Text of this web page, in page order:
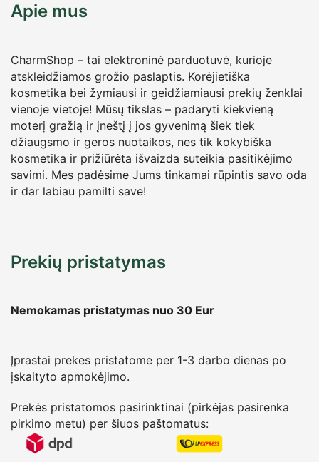
Apie mus
CharmShop – tai elektroninė parduotuvė, kurioje
atskleidžiamos grožio paslaptis. Korėjietiška
kosmetika bei žymiausi ir geidžiamiausi prekių ženklai
vienoje vietoje! Mūsų tikslas – padaryti kiekvieną
moterį gražią ir įneštį į jos gyvenimą šiek tiek
džiaugsmo ir geros nuotaikos, nes tik kokybiška
kosmetika ir prižiūrėta išvaizda suteikia pasitikėjimo
savimi. Mes padėsime Jums tinkamai rūpintis savo oda
ir dar labiau pamilti save!
Prekių pristatymas
Nemokamas pristatymas nuo 30 Eur
Įprastai prekes pristatome per 1-3 darbo dienas po
įskaityto apmokėjimo.
Prekės pristatomos pasirinktinai (pirkėjas pasirenka
pirkimo metu) per šiuos paštomatus: